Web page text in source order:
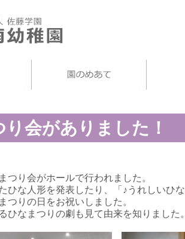
会がありました！
つり会がホールで行われました。
ひな人形を発表したり、「♪うれしいひ
つりの日をお祝いしました。
ひなまつりの劇も見て由来を知りました